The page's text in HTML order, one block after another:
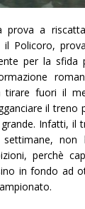
prova a
Policoro,
per la sfida
tirare fuori il
il treno
Infatti, il
settimane,
perchè
in fondo ad